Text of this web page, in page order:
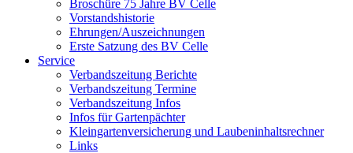
Broschüre 75 Jahre BV Celle
Vorstandshistorie
Ehrungen/Auszeichnungen
Erste Satzung des BV Celle
Service
Verbandszeitung Berichte
Verbandszeitung Termine
Verbandszeitung Infos
Infos für Gartenpächter
Kleingartenversicherung und Laubeninhaltsrechner
Links